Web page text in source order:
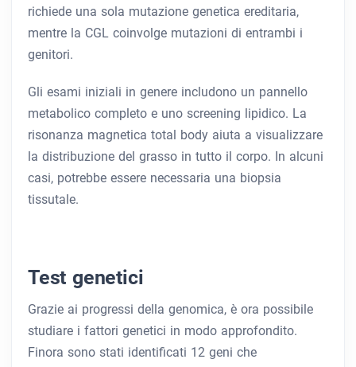
richiede una sola mutazione genetica ereditaria,
mentre la CGL coinvolge mutazioni di entrambi i
genitori.
Gli esami iniziali in genere includono un pannello
metabolico completo e uno screening lipidico. La
risonanza magnetica total body aiuta a visualizzare
la distribuzione del grasso in tutto il corpo. In alcuni
casi, potrebbe essere necessaria una biopsia
tissutale.
Test genetici
Grazie ai progressi della genomica, è ora possibile
studiare i fattori genetici in modo approfondito.
Finora sono stati identificati 12 geni che